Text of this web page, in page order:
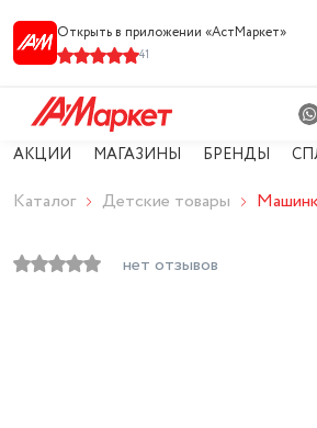
Открыть в приложении «АстМарке‪т‬»
41
АКЦИИ МАГАЗИНЫ БРЕНДЫ
Каталог Детские товары
нет отзывов